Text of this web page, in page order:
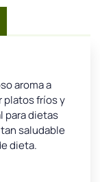
aroma a
platos fríos y
para dietas
saludable
dieta.